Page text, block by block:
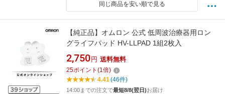
同じ商品を安い順で見る
【純正品】オムロン 公式 低周波治療器用ロン
グライフパッド HV-LLPAD 1組2枚入
2,750 円 送料無料
25ポイント (1倍)
4.41(46件)
14:00までの注文で最短8/8(翌日)お届け